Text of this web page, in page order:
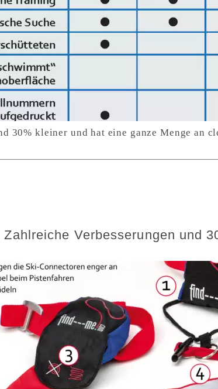
30% kleiner und hat eine ganze Menge an
Verbesserungen und